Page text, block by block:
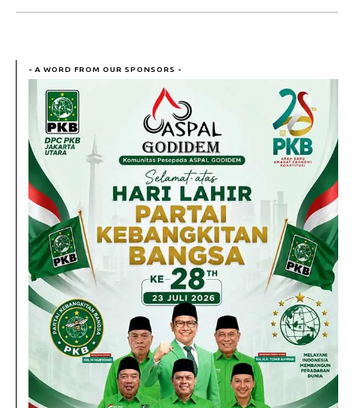
- A WORD FROM OUR SPONSORS -